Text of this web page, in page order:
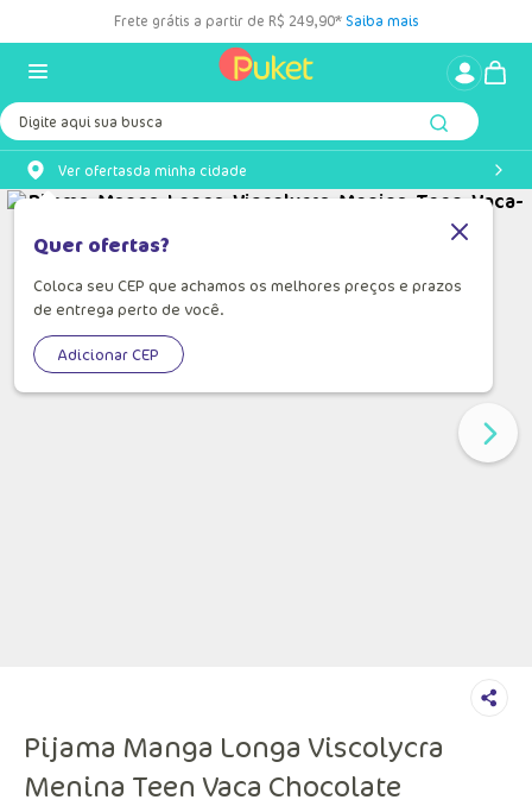
Frete grátis a partir de R$ 249,90* Saiba mais
Digite aqui sua busca
Ver ofertasda minha cidade
Quer ofertas?
Coloca seu CEP que achamos os melhores preços e prazos
de entrega perto de você.
Adicionar CEP
Pijama Manga Longa Viscolycra
Menina Teen Vaca Chocolate